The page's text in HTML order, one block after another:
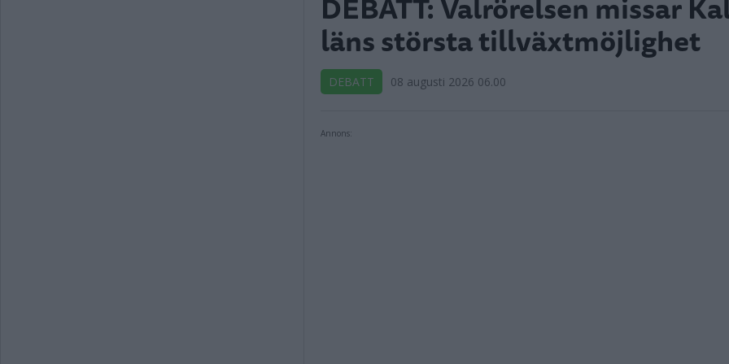
läns största tillväxtmöjlighet
DEBATT 08 augusti 2026 06.00
Annons: